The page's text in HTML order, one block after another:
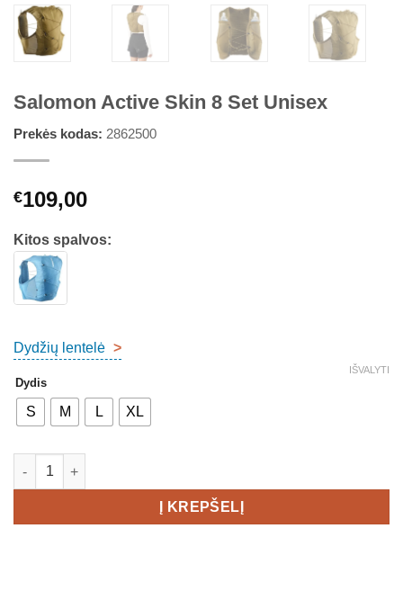
Salomon Active Skin 8 Set Unisex
Prekės kodas: 2862500
€109,00
Kitos spalvos:
Dydžių lentelė >
Dydis
S M L XL
IŠVALYTI
produkto kiekis: Salomon Active Skin 8 Set Unisex
Į KREPŠELĮ